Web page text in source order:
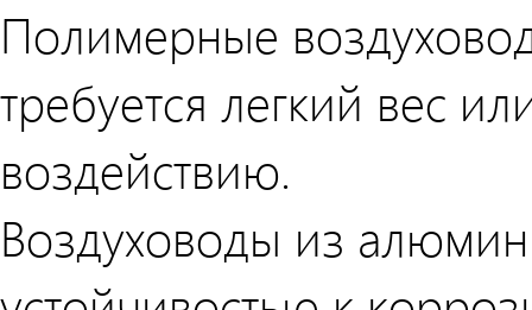
Полимерные
требуется легкий вес
воздействию.
Воздуховоды из